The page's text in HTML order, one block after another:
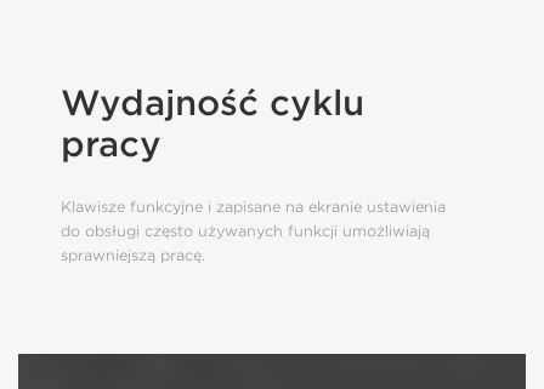
Wydajność cyklu
pracy
Klawisze funkcyjne i zapisane na ekranie ustawienia
do obsługi często używanych funkcji umożliwiają
sprawniejszą pracę.